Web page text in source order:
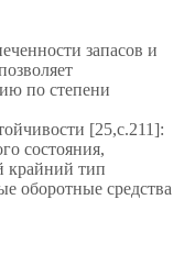
запасов и
по степени
[25,с.211]:
состояния,
крайний тип
оборотные средства